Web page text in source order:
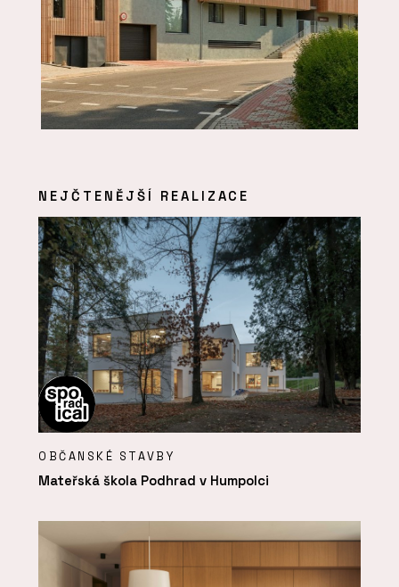
NEJČTENĚJŠÍ REALIZACE
OBČANSKÉ STAVBY
Mateřská škola Podhrad v Humpolci